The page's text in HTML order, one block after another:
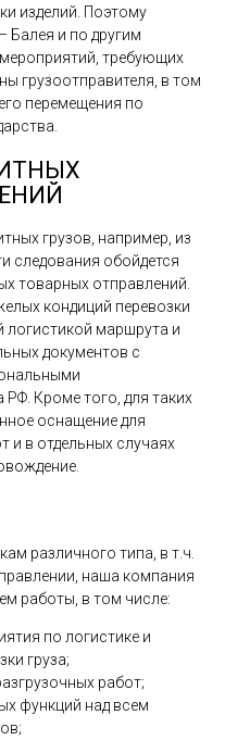
изделий. Поэтому
Балея и по другим
требующих
грузоотправителя, в том
перемещения по
грузов, например, из
следования обойдется
товарных отправлений.
кондиций перевозки
логистикой маршрута и
документов с
Кроме того, для таких
оснащение для
и в отдельных случаях
различного типа, в т.ч.
наша компания
работы, в том числе:
по логистике и
груза;
работ;
функций над всем